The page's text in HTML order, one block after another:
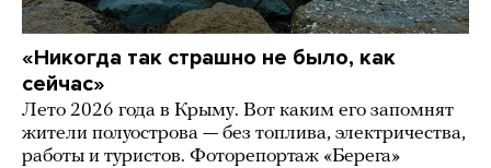
«Никогда так страшно не было, как
сейчас»
Лето 2026 года в Крыму. Вот каким его запомнят
жители полуострова — без топлива, электричества,
работы и туристов. Фоторепортаж «Берега»